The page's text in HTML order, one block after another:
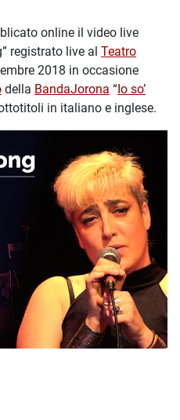
online il video live
registrato live al Teatro
2018 in occasione
della BandaJorona “ Io so’
in italiano e inglese.